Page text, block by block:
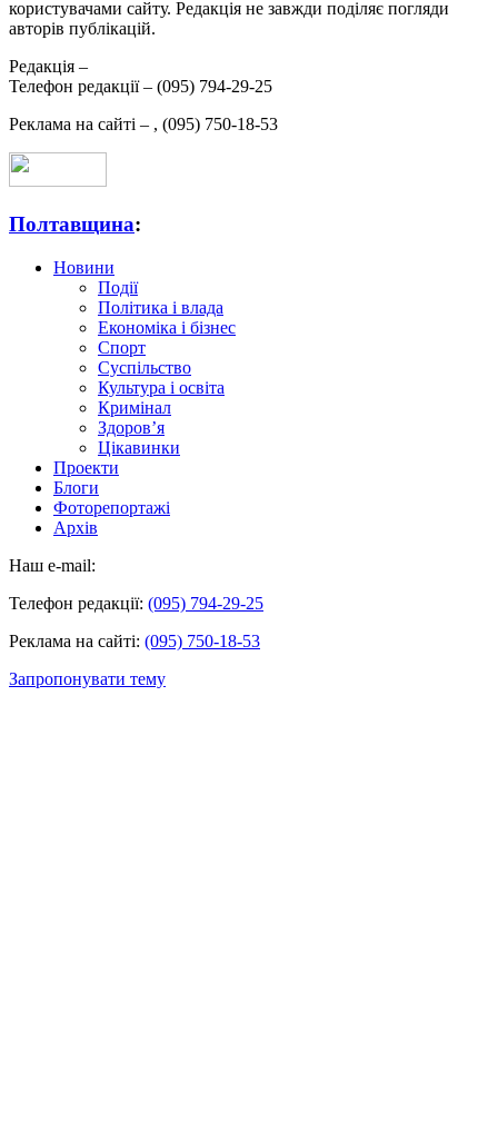
користувачами сайту. Редакція не завжди поділяє погляди
авторів публікацій.
Редакція –
Телефон редакції – (095) 794-29-25
Реклама на сайті – , (095) 750-18-53
Полтавщина:
Новини
Події
Політика і влада
Економіка і бізнес
Спорт
Суспільство
Культура і освіта
Кримінал
Здоров’я
Цікавинки
Проекти
Блоги
Фоторепортажі
Архів
Наш e-mail:
Телефон редакції: (095) 794-29-25
Реклама на сайті: (095) 750-18-53
Запропонувати тему